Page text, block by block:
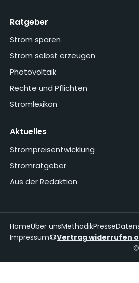
Ratgeber
Strom sparen
Strom selbst erzeugen
Photovoltaik
Rechte und Pflichten
Stromlexikon
Aktuelles
Strompreisentwicklung
Stromratgeber
Aus der Redaktion
HomeÜber unsMethodikPresse
Impressum
Vertrag widerrufen